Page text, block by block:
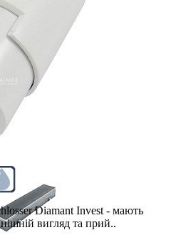
Diamant Invest - мають
вигляд та прий..